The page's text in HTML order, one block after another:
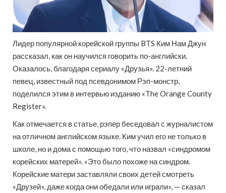
Лидер популярной корейской группы BTS Ким Нам Джун
рассказал, как он научился говорить по-английски.
Оказалось, благодаря сериалу «Друзья». 22-летний
певец, известный под псевдонимом Рэп-монстр,
поделился этим в интервью изданию «The Orange County
Register».
Как отмечается в статье, рэпер беседовал с журналистом
на отличном английском языке. Ким учил его не только в
школе, но и дома с помощью того, что назвал «синдромом
корейских матерей». «Это было похоже на синдром.
Корейские матери заставляли своих детей смотреть
«Друзей», даже когда они обедали или играли», — сказал